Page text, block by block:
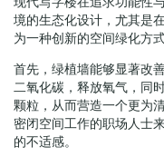
境的生态化设计，尤其是
为一种创新的空间绿化方
首先，绿植墙能够显著改
二氧化碳，释放氧气，同
颗粒，从而营造一个更为
密闭空间工作的职场人士
的不适感。